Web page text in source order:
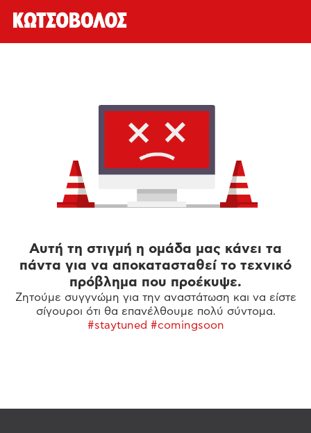
Αυτή τη στιγμή η ομάδα μας κάνει τα
πάντα για να αποκατασταθεί το τεχνικό
πρόβλημα που προέκυψε.
Ζητούμε συγγνώμη για την αναστάτωση και να είστε
σίγουροι ότι θα επανέλθουμε πολύ σύντομα.
#staytuned #comingsoon